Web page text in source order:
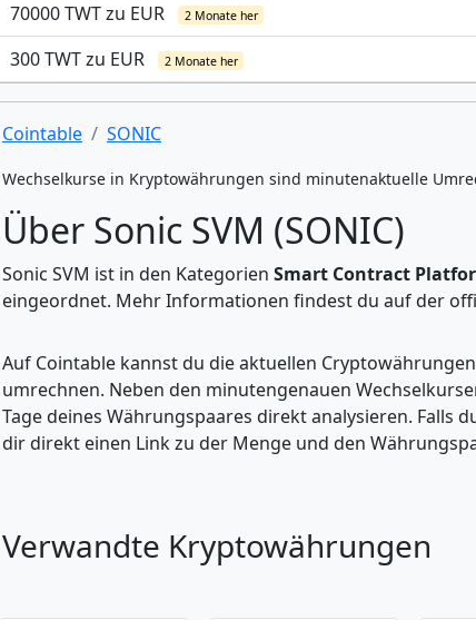
70000 TWT zu EUR 2 Monate her
300 TWT zu EUR 2 Monate her
Cointable SONIC
Wechselkurse in Kryptowährungen sind minutenaktuelle
Über Sonic SVM (SONIC)
Sonic SVM ist in den Kategorien Smart Contract
eingeordnet. Mehr Informationen findest du auf der
Auf Cointable kannst du die aktuellen
umrechnen. Neben den minutengenauen
Tage deines Währungspaares direkt analysieren.
dir direkt einen Link zu der Menge und den
Verwandte Kryptowährungen